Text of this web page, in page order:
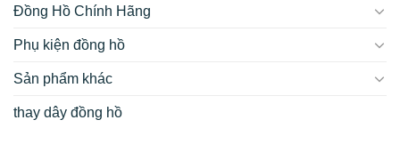
Đồng Hồ Chính Hãng
Phụ kiện đồng hồ
Sản phẩm khác
thay dây đồng hồ